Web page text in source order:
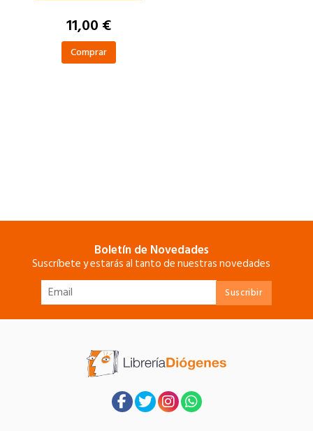
11,00 €
Comprar
Boletín de Novedades
Suscríbete y estarás al tanto de nuestras novedades